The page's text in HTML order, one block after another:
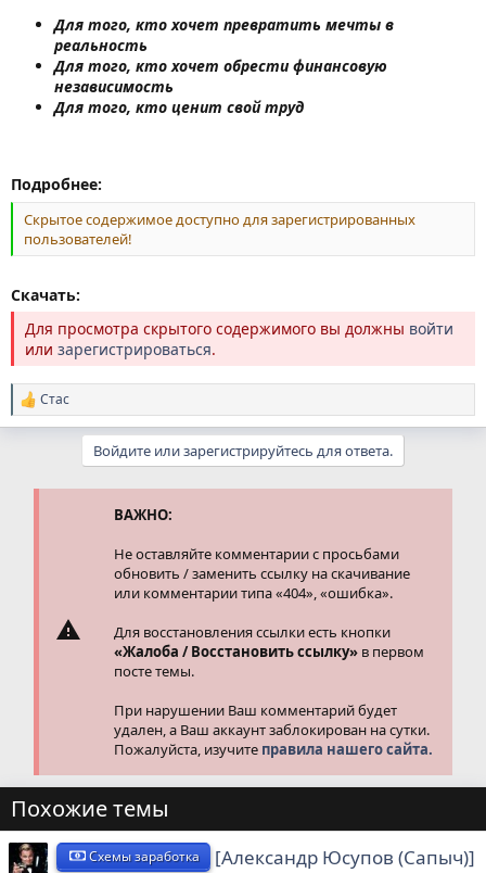
Для того, кто хочет превратить мечты в
реальность
Для того, кто хочет обрести финансовую
независимость
Для того, кто ценит свой труд
Подробнее:
Скрытое содержимое доступно для зарегистрированных
пользователей!
Скачать:
Для просмотра скрытого содержимого вы должны войти
или зарегистрироваться.
Р
е
Стас
Войдите или зарегистрируйтесь для ответа.
ВАЖНО:
Не оставляйте комментарии с просьбами
обновить / заменить ссылку на скачивание
или комментарии типа «404», «ошибка».
Для восстановления ссылки есть кнопки
«Жалоба / Восстановить ссылку» в первом
посте темы.
При нарушении Ваш комментарий будет
удален, а Ваш аккаунт заблокирован на сутки.
Пожалуйста, изучите правила нашего сайта.
Похожие темы
Схемы заработка
[Александр Юсупов (Сапыч)]